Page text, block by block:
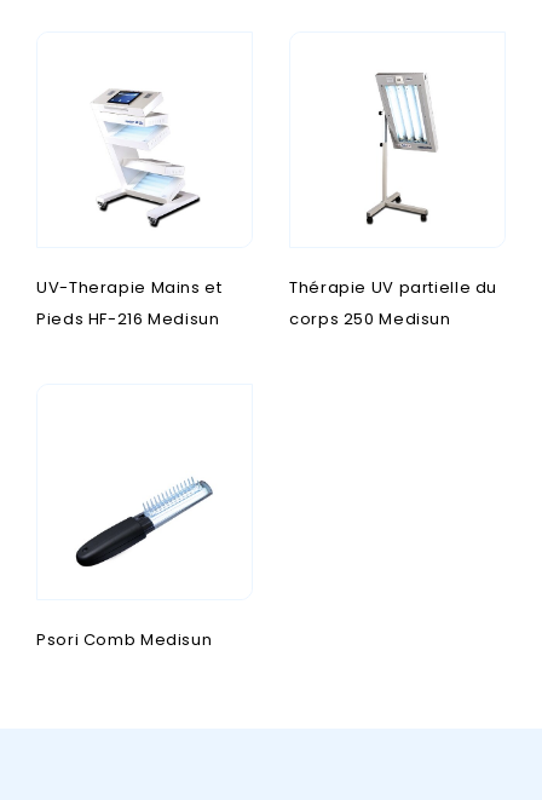
UV-Therapie Mains et
Pieds HF-216 Medisun
Thérapie UV partielle du
corps 250 Medisun
Psori Comb Medisun